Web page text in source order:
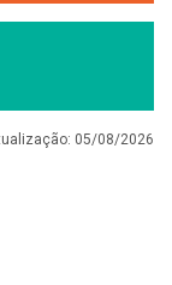
05/08/2026